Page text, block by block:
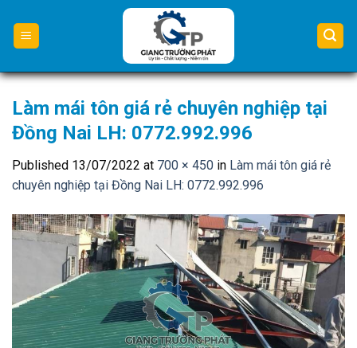
content
Làm mái tôn giá rẻ chuyên nghiệp tại
Đồng Nai LH: 0772.992.996
Published 13/07/2022 at 700 × 450 in Làm mái tôn giá rẻ
chuyên nghiệp tại Đồng Nai LH: 0772.992.996